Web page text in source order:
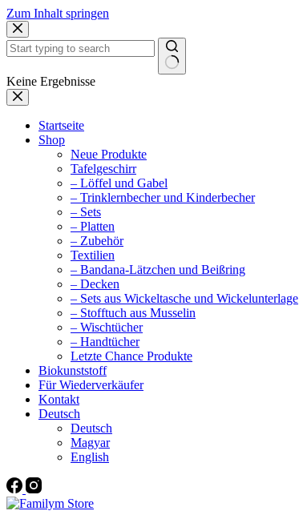
Zum Inhalt springen
Keine Ergebnisse
Startseite
Shop
Neue Produkte
Tafelgeschirr
– Löffel und Gabel
– Trinklernbecher und Kinderbecher
– Sets
– Platten
– Zubehör
Textilien
– Bandana-Lätzchen und Beißring
– Decken
– Sets aus Wickeltasche und Wickelunterlage
– Stofftuch aus Musselin
– Wischtücher
– Handtücher
Letzte Chance Produkte
Biokunststoff
Für Wiederverkäufer
Kontakt
Deutsch
Deutsch
Magyar
English